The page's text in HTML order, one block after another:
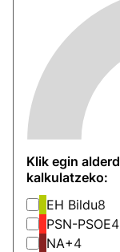
Klik egin
kalkulatzeko:
EH Bildu8
PSN-PSOE4
NA+4